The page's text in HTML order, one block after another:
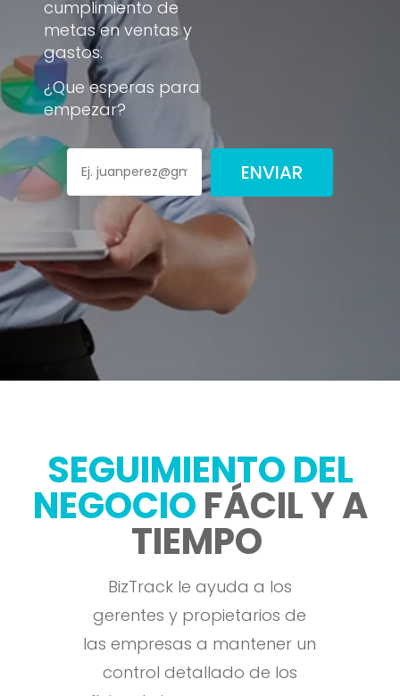
cumplimiento de
metas en ventas y
gastos.
¿Que esperas para
empezar?
ENVIAR
SEGUIMIENTO DEL
NEGOCIOFÁCIL Y A
TIEMPO
BizTrack le ayuda a los
gerentes y propietarios de
las empresas a mantener un
control detallado de los